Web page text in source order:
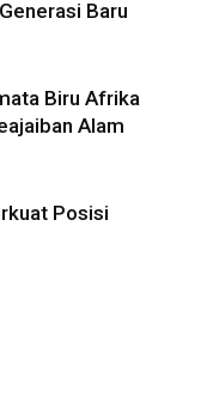
Baru
Biru Afrika
Alam
Posisi